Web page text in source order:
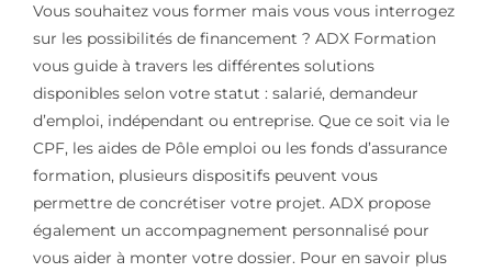
Vous souhaitez vous former mais vous vous interrogez
sur les possibilités de financement ? ADX Formation
vous guide à travers les différentes solutions
disponibles selon votre statut : salarié, demandeur
d’emploi, indépendant ou entreprise. Que ce soit via le
CPF, les aides de Pôle emploi ou les fonds d’assurance
formation, plusieurs dispositifs peuvent vous
permettre de concrétiser votre projet. ADX propose
également un accompagnement personnalisé pour
vous aider à monter votre dossier. Pour en savoir plus